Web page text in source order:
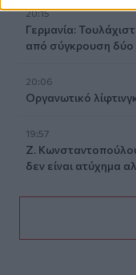
20:15
Γερμανία:
από σύγκρουση δύο
20:06
Οργανωτικό
19:57
Ζ.
δεν είναι ατύχημα